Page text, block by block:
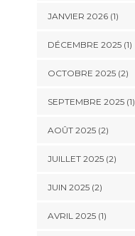
JANVIER 2026(1)
DÉCEMBRE 2025(1)
OCTOBRE 2025(2)
SEPTEMBRE 2025(1)
AOÛT 2025(2)
JUILLET 2025(2)
JUIN 2025(2)
AVRIL 2025(1)